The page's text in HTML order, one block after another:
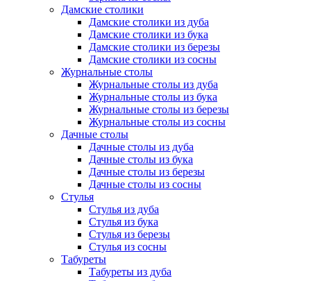
Дамские столики
Дамские столики из дуба
Дамские столики из бука
Дамские столики из березы
Дамские столики из сосны
Журнальные столы
Журнальные столы из дуба
Журнальные столы из бука
Журнальные столы из березы
Журнальные столы из сосны
Дачные столы
Дачные столы из дуба
Дачные столы из бука
Дачные столы из березы
Дачные столы из сосны
Стулья
Стулья из дуба
Стулья из бука
Стулья из березы
Стулья из сосны
Табуреты
Табуреты из дуба